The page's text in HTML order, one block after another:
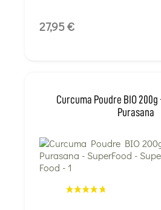
27,95 €
Curcuma Poudre BIO
Purasana